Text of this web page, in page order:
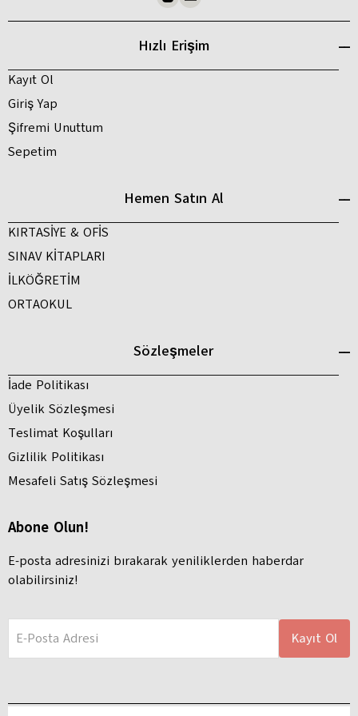
Hızlı Erişim
Kayıt Ol
Giriş Yap
Şifremi Unuttum
Sepetim
Hemen Satın Al
KIRTASİYE & OFİS
SINAV KİTAPLARI
İLKÖĞRETİM
ORTAOKUL
Sözleşmeler
İade Politikası
Üyelik Sözleşmesi
Teslimat Koşulları
Gizlilik Politikası
Mesafeli Satış Sözleşmesi
Abone Olun!
E-posta adresinizi bırakarak yeniliklerden haberdar
olabilirsiniz!
E-Posta Adresi Kayıt Ol